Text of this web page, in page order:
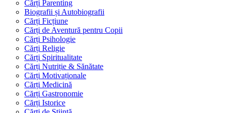
Cărți Parenting
Biografii și Autobiografii
Cărți Ficțiune
Cărți de Aventură pentru Copii
Cărți Psihologie
Cărți Religie
Cărți Spiritualitate
Cărți Nutriție & Sănătate
Cărți Motivaționale
Cărți Medicină
Cărți Gastronomie
Cărți Istorice